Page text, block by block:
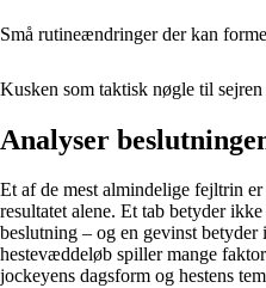
Små rutineændringer der kan
Kusken som taktisk nøgle til sejren
Analyser
Et af de mest almindelige fejltrin
resultatet alene. Et tab betyder
beslutning – og en gevinst
hestevæddeløb spiller mange
jockeyens dagsform og hestens